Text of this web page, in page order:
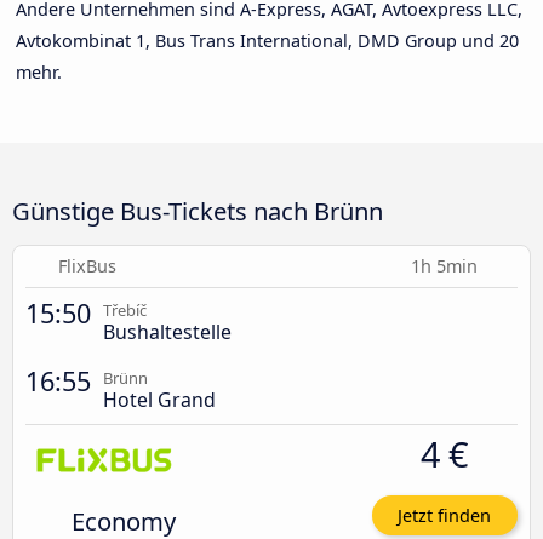
Andere Unternehmen sind A-Express, AGAT, Avtoexpress LLC,
Avtokombinat 1, Bus Trans International, DMD Group und 20
mehr.
Günstige Bus-Tickets nach Brünn
FlixBus 1h 5min
15:50 Třebíč
Bushaltestelle
16:55 Brünn
Hotel Grand
Economy
4 €
Jetzt finden